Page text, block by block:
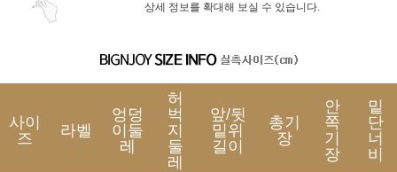
상세 정보를 확대해 보실 수 있습니다.
사이
즈
라벨
엉덩
이둘
레
허
벅
지
둘
레
앞/뒷
밑위
길이
총기
장
안
쪽
기
장
밑
단
너
비